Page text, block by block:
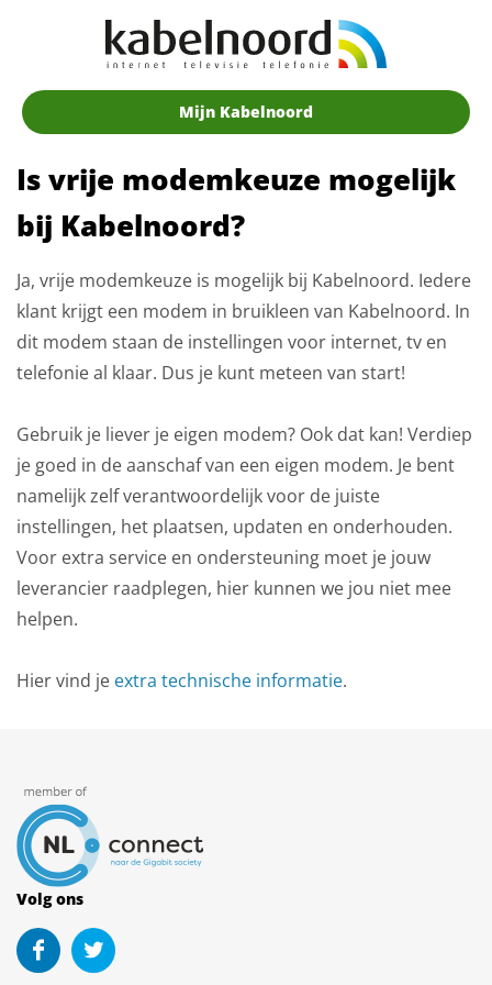
Mijn Kabelnoord
Is vrije modemkeuze mogelijk
bij Kabelnoord?
Ja, vrije modemkeuze is mogelijk bij Kabelnoord. Iedere
klant krijgt een modem in bruikleen van Kabelnoord. In
dit modem staan de instellingen voor internet, tv en
telefonie al klaar. Dus je kunt meteen van start!
Gebruik je liever je eigen modem? Ook dat kan! Verdiep
je goed in de aanschaf van een eigen modem. Je bent
namelijk zelf verantwoordelijk voor de juiste
instellingen, het plaatsen, updaten en onderhouden.
Voor extra service en ondersteuning moet je jouw
leverancier raadplegen, hier kunnen we jou niet mee
helpen.
Hier vind je extra technische informatie.
Volg ons